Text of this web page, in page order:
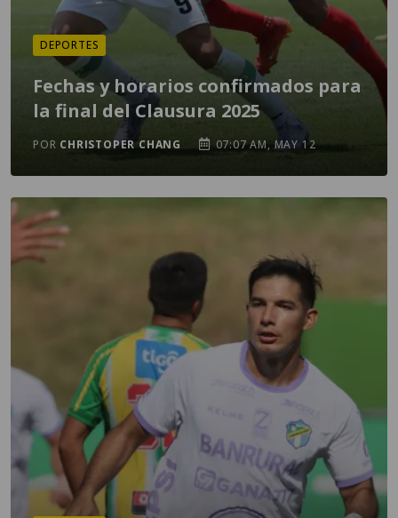
DEPORTES
Fechas y horarios confirmados para
la final del Clausura 2025
POR CHRISTOPER CHANG 07:07 AM, MAY 12